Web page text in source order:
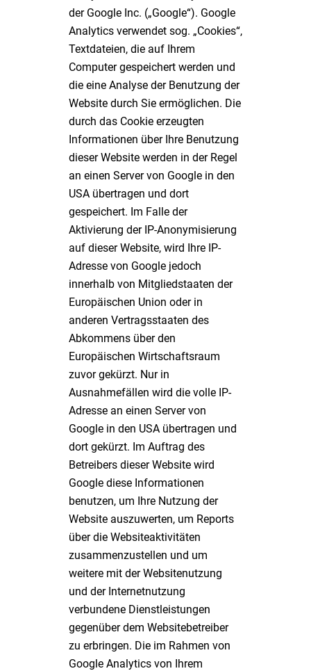
der Google Inc. („Google“). Google
Analytics verwendet sog. „Cookies“,
Textdateien, die auf Ihrem
Computer gespeichert werden und
die eine Analyse der Benutzung der
Website durch Sie ermöglichen. Die
durch das Cookie erzeugten
Informationen über Ihre Benutzung
dieser Website werden in der Regel
an einen Server von Google in den
USA übertragen und dort
gespeichert. Im Falle der
Aktivierung der IP-Anonymisierung
auf dieser Website, wird Ihre IP-
Adresse von Google jedoch
innerhalb von Mitgliedstaaten der
Europäischen Union oder in
anderen Vertragsstaaten des
Abkommens über den
Europäischen Wirtschaftsraum
zuvor gekürzt. Nur in
Ausnahmefällen wird die volle IP-
Adresse an einen Server von
Google in den USA übertragen und
dort gekürzt. Im Auftrag des
Betreibers dieser Website wird
Google diese Informationen
benutzen, um Ihre Nutzung der
Website auszuwerten, um Reports
über die Websiteaktivitäten
zusammenzustellen und um
weitere mit der Websitenutzung
und der Internetnutzung
verbundene Dienstleistungen
gegenüber dem Websitebetreiber
zu erbringen. Die im Rahmen von
Google Analytics von Ihrem